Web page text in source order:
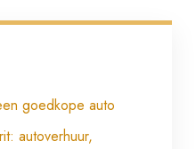
goedkope auto
autoverhuur,